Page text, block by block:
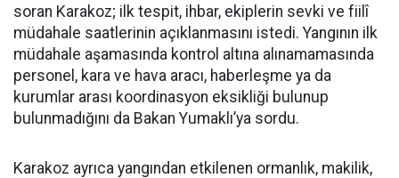
soran Karakoz; ilk tespit, ihbar, ekiplerin sevki ve fiilî
müdahale saatlerinin açıklanmasını istedi. Yangının ilk
müdahale aşamasında kontrol altına alınamamasında
personel, kara ve hava aracı, haberleşme ya da
kurumlar arası koordinasyon eksikliği bulunup
bulunmadığını da Bakan Yumaklı’ya sordu.
Karakoz ayrıca yangından etkilenen ormanlık, makilik,